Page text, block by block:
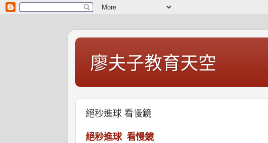
廖夫子教育天空
絕秒進球 看慢鏡
絕秒進球  看慢鏡